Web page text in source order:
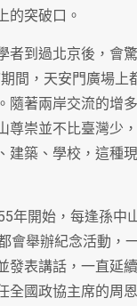
的突破口。
者到過北京後，會
期間，天安門廣場
隨著兩岸交流的增
尊崇並不比臺灣少
建築、學校，這種
年開始，每逢孫中
會舉辦紀念活動，
發表講話，一直延
全國政協主席的周